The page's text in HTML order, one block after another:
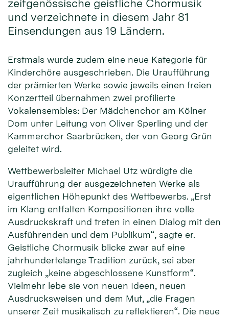
zeitgenössische geistliche Chormusik
und verzeichnete in diesem Jahr 81
Einsendungen aus 19 Ländern.
Erstmals wurde zudem eine neue Kategorie für
Kinderchöre ausgeschrieben. Die Uraufführung
der prämierten Werke sowie jeweils einen freien
Konzertteil übernahmen zwei profilierte
Vokalensembles: Der Mädchenchor am Kölner
Dom unter Leitung von Oliver Sperling und der
Kammerchor Saarbrücken, der von Georg Grün
geleitet wird.
Wettbewerbsleiter Michael Utz würdigte die
Uraufführung der ausgezeichneten Werke als
eigentlichen Höhepunkt des Wettbewerbs. „Erst
im Klang entfalten Kompositionen ihre volle
Ausdruckskraft und treten in einen Dialog mit den
Ausführenden und dem Publikum“, sagte er.
Geistliche Chormusik blicke zwar auf eine
jahrhundertelange Tradition zurück, sei aber
zugleich „keine abgeschlossene Kunstform“.
Vielmehr lebe sie von neuen Ideen, neuen
Ausdrucksweisen und dem Mut, „die Fragen
unserer Zeit musikalisch zu reflektieren“. Die neue